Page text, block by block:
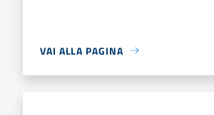
VAI ALLA PAGINA